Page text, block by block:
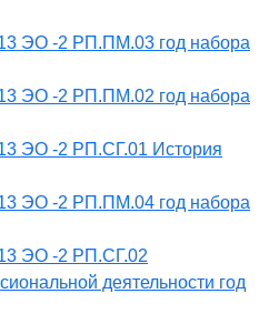
ЭО -2 РП.ПМ.03 год набора
ЭО -2 РП.ПМ.02 год набора
ЭО -2 РП.СГ.01 История
ЭО -2 РП.ПМ.04 год набора
ЭО -2 РП.СГ.02
деятельности год